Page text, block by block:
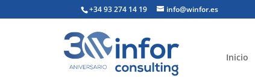
+34 93 274 14 19 info@winfor.es
Inicio